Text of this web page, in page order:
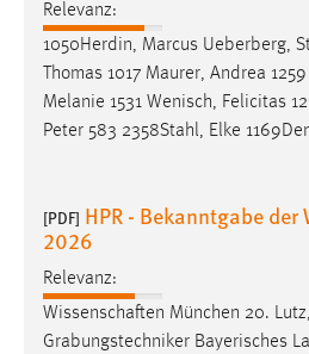
Relevanz:
1050Herdin, Marcus Ueberberg,
Thomas 1017 Maurer, Andrea
Melanie 1531 Wenisch, Felicitas
Peter 583 2358Stahl, Elke
[PDF] HPR - Bekanntgabe
2026
Relevanz:
Wissenschaften München 20.
Grabungstechniker Bayerisches
Login
Name:
fe_user, be_user,
Cookie Laufzeit:
24 Stunden